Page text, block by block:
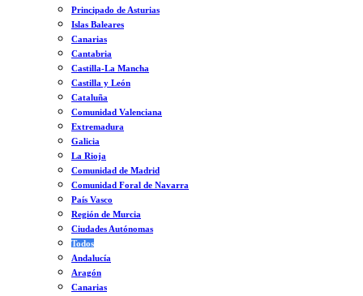
Principado de Asturias
Islas Baleares
Canarias
Cantabria
Castilla-La Mancha
Castilla y León
Cataluña
Comunidad Valenciana
Extremadura
Galicia
La Rioja
Comunidad de Madrid
Comunidad Foral de Navarra
País Vasco
Región de Murcia
Ciudades Autónomas
Todos
Andalucía
Aragón
Canarias